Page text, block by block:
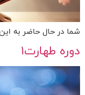
شما در حال حاضر به
دوره طهارت۱